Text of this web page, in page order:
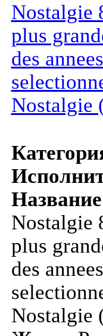
Nostalgie
plus
des
Nostalgie
Nostalgie
plus
des
Nostalgie